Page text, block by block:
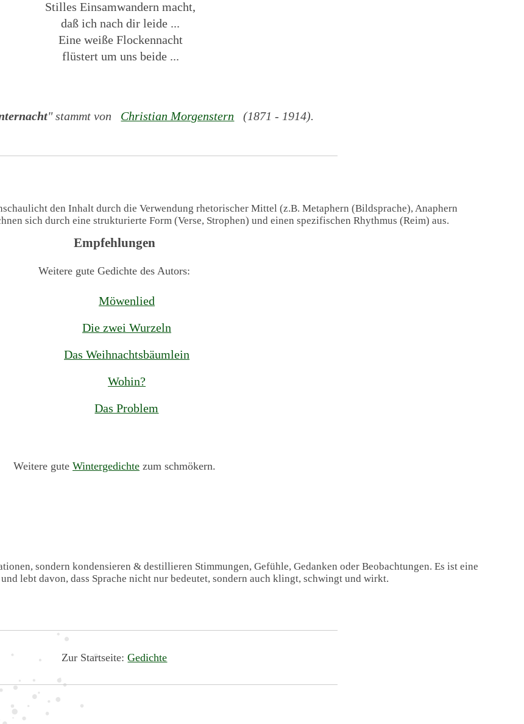
Stilles Einsamwandern macht,
daß ich nach dir leide ...
Eine weiße Flockennacht
flüstert um uns beide ...
" stammt von Christian Morgenstern (1871 - 1914).
den Inhalt durch die Verwendung rhetorischer Mittel (z.B. Metaphern (Bildsprache), Anaphern
sich durch eine strukturierte Form (Verse, Strophen) und einen spezifischen Rhythmus (Reim) aus.
Empfehlungen
Weitere gute Gedichte des Autors:
Möwenlied
Die zwei Wurzeln
Das Weihnachtsbäumlein
Wohin?
Das Problem
Weitere gute Wintergedichtezum schmökern.
sondern kondensieren & destillieren Stimmungen, Gefühle, Gedanken oder Beobachtungen. Es ist eine
lebt davon, dass Sprache nicht nur bedeutet, sondern auch klingt, schwingt und wirkt.
Zur Startseite:Gedichte